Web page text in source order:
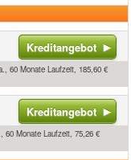
Kreditangebot
60 Monate Laufzeit, 185,60 €
Kreditangebot
60 Monate Laufzeit, 75,26 €